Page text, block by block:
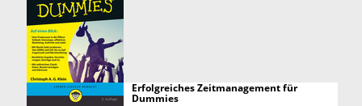
Erfolgreiches Zeitmanagement für
Dummies